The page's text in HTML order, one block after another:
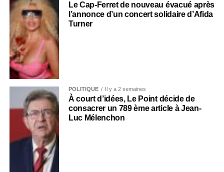
Le Cap-Ferret de nouveau évacué après
l’annonce d’un concert solidaire d’Afida
Turner
POLITIQUE Il y a 2 semaines
À court d’idées, Le Point décide de
consacrer un 789 ème article à Jean-
Luc Mélenchon